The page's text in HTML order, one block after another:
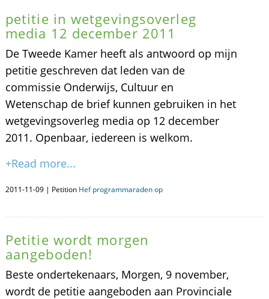
petitie in wetgevingsoverleg
media 12 december 2011
De Tweede Kamer heeft als antwoord op mijn
petitie geschreven dat leden van de
commissie Onderwijs, Cultuur en
Wetenschap de brief kunnen gebruiken in het
wetgevingsoverleg media op 12 december
2011. Openbaar, iedereen is welkom.
+Read more...
2011-11-09 | Petition Hef programmaraden op
Petitie wordt morgen
aangeboden!
Beste ondertekenaars, Morgen, 9 november,
wordt de petitie aangeboden aan Provinciale